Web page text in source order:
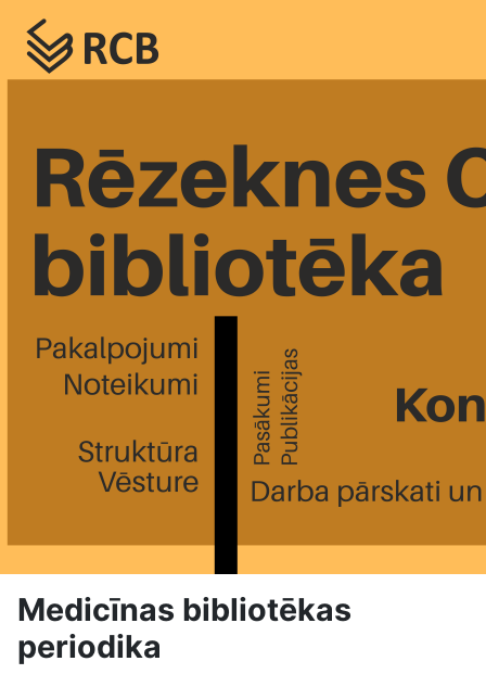
Medicīnas bibliotēkas
periodika